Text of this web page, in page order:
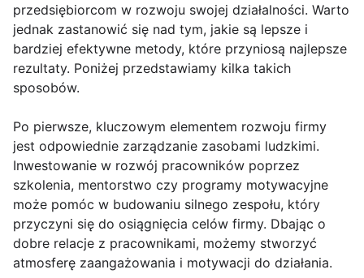
przedsiębiorcom w rozwoju swojej działalności. Warto
jednak zastanowić się nad tym, jakie są lepsze i
bardziej efektywne metody, które przyniosą najlepsze
rezultaty. Poniżej przedstawiamy kilka takich
sposobów.
Po pierwsze, kluczowym elementem rozwoju firmy
jest odpowiednie zarządzanie zasobami ludzkimi.
Inwestowanie w rozwój pracowników poprzez
szkolenia, mentorstwo czy programy motywacyjne
może pomóc w budowaniu silnego zespołu, który
przyczyni się do osiągnięcia celów firmy. Dbając o
dobre relacje z pracownikami, możemy stworzyć
atmosferę zaangażowania i motywacji do działania.